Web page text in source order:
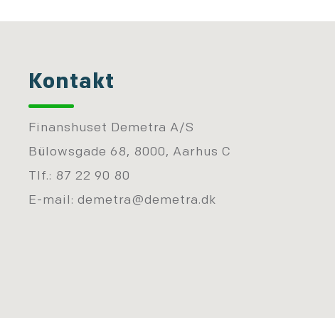
Kontakt
Finanshuset Demetra A/S
Bülowsgade 68, 8000, Aarhus C
Tlf.: 87 22 90 80
E-mail: demetra@demetra.dk